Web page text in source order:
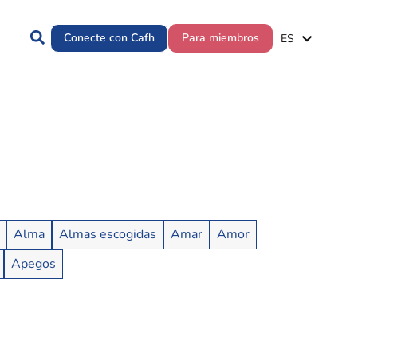
Conecte con Cafh Para miembros ES
PT
Alma Almas escogidas Amar
Amor
Apegos